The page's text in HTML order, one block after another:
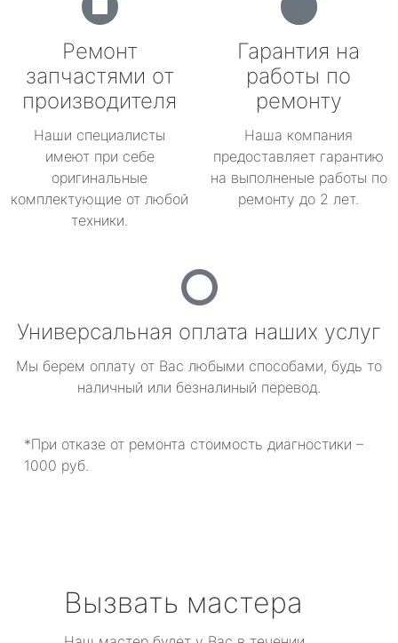
Ремонт
запчастями от
производителя
Наши специалисты
имеют при себе
оригинальные
комплектующие от любой
техники.
Гарантия на
работы по
ремонту
Наша компания
предоставляет гарантию
на выполненые работы по
ремонту до 2 лет.
Универсальная оплата наших услуг
Мы берем оплату от Вас любыми способами, будь то
наличный или безналиный перевод.
*При отказе от ремонта стоимость диагностики –
1000 руб.
Вызвать мастера